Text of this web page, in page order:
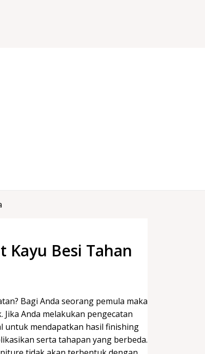
Kayu Besi Tahan
Bagi Anda seorang pemula maka
Anda melakukan pengecatan
untuk mendapatkan hasil finishing
serta tahapan yang berbeda.